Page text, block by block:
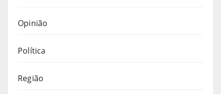
Opinião
Política
Região